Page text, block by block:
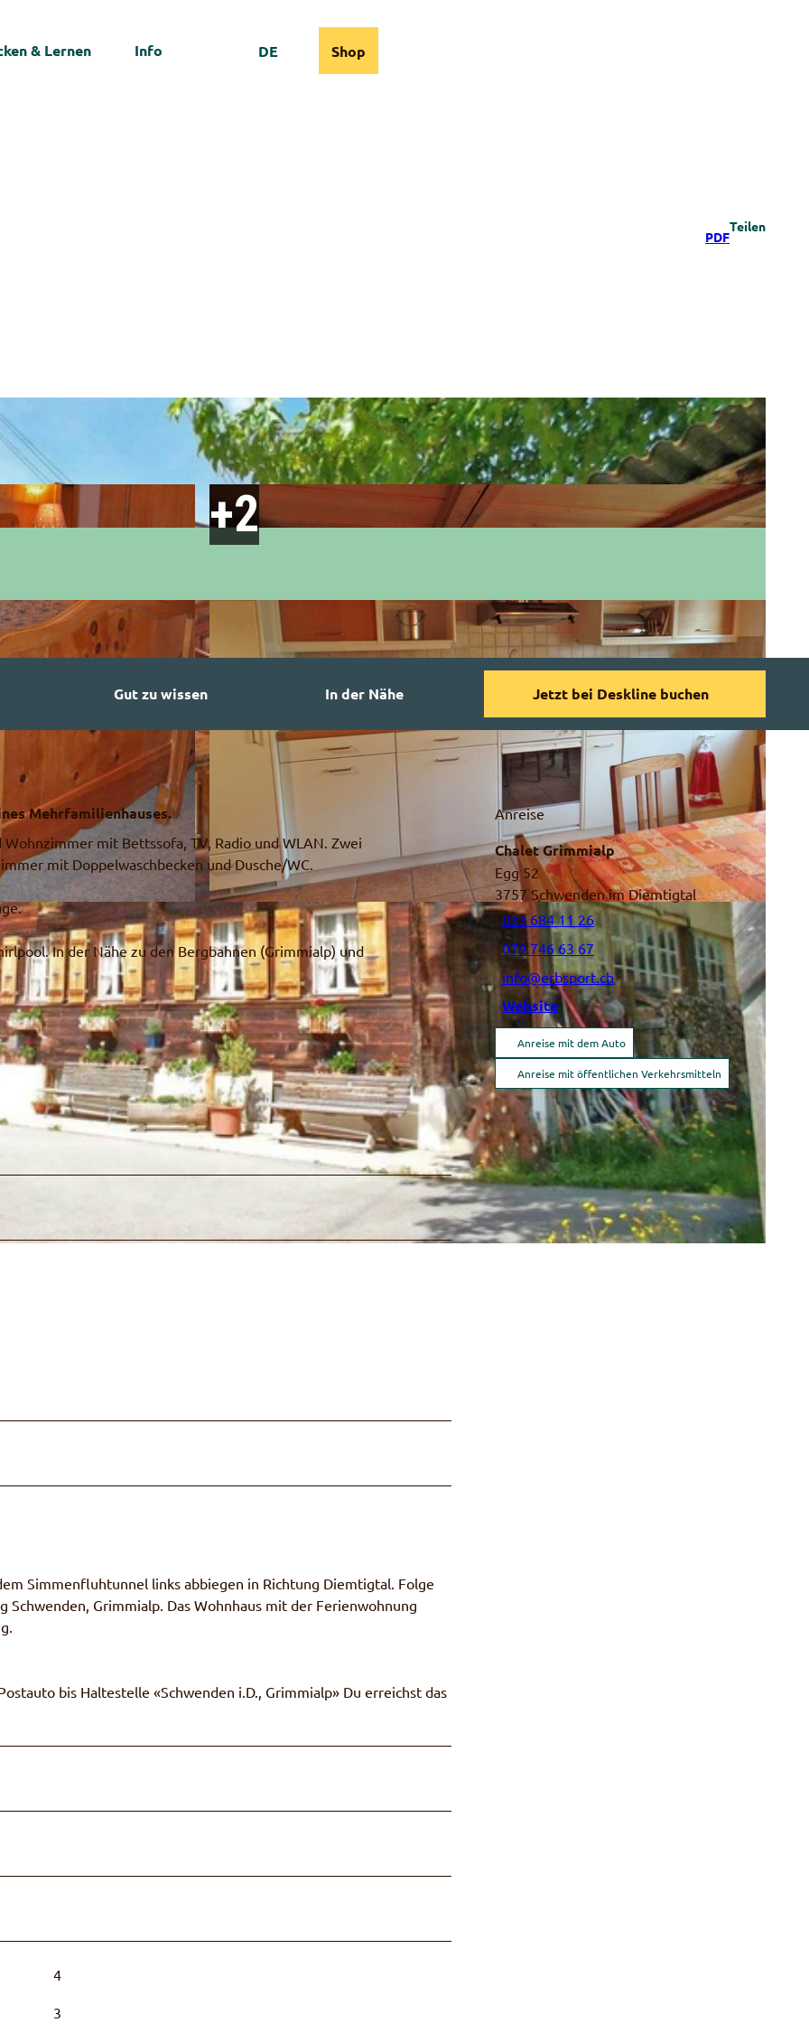
& Lernen Info Informationen
DE SucheShop
PDF
Teilen
© Gottfried und Franziska Erb-Styner
Gut zu wissen In der Nähe Jetzt bei Deskline buchen
Mehrfamilienhauses.
mit Bettssofa, TV, Radio und WLAN. Zwei
mit Doppelwaschbecken und Dusche/WC.
In der Nähe zu den Bergbahnen (Grimmialp) und
Simmenfluhtunnel links abbiegen in Richtung Diemtigtal. Folge
Grimmialp. Das Wohnhaus mit der Ferienwohnung
bis Haltestelle «Schwenden i.D., Grimmialp» Du erreichst das
4
3
Anreise
Chalet Grimmialp
Egg 52
3757 Schwenden im Diemtigtal
033 684 11 26
079 746 63 67
info@erbsport.ch
Website
Anreise mit dem Auto
Anreise mit öffentlichen Verkehrsmitteln